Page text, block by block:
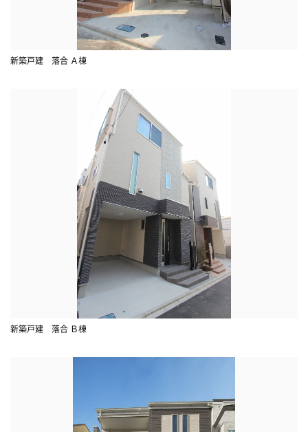
新築戸建 落合 Ａ棟
新築戸建 落合 Ｂ棟